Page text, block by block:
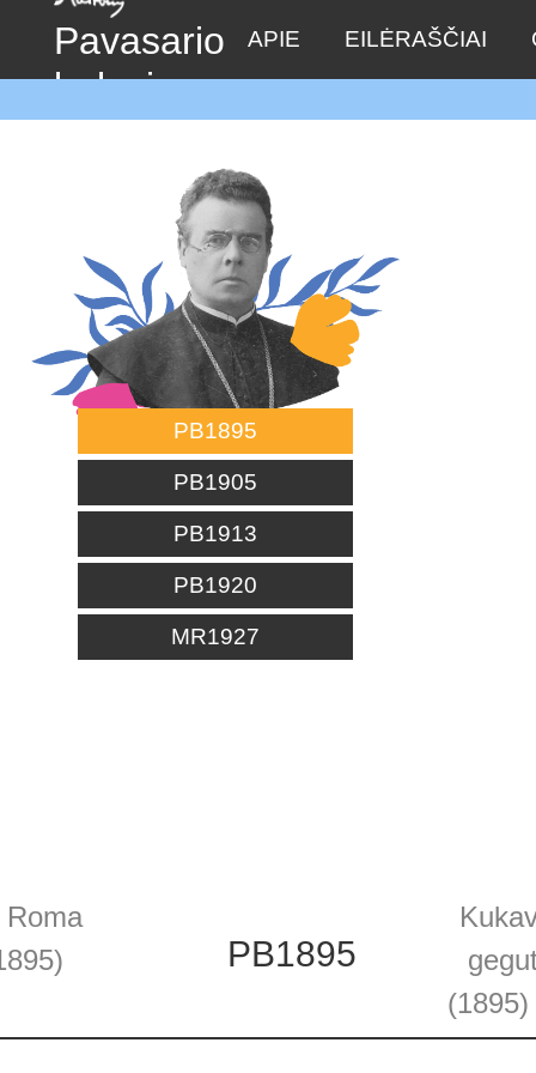
Pavasario
balsai
APIE EILĖRAŠČIAI
PB1895
PB1905
PB1913
PB1920
MR1927
Roma
PB1895
(1895)